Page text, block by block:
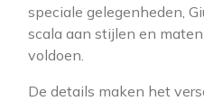
speciale gelegenheden,
scala aan stijlen en
voldoen.
De details maken het